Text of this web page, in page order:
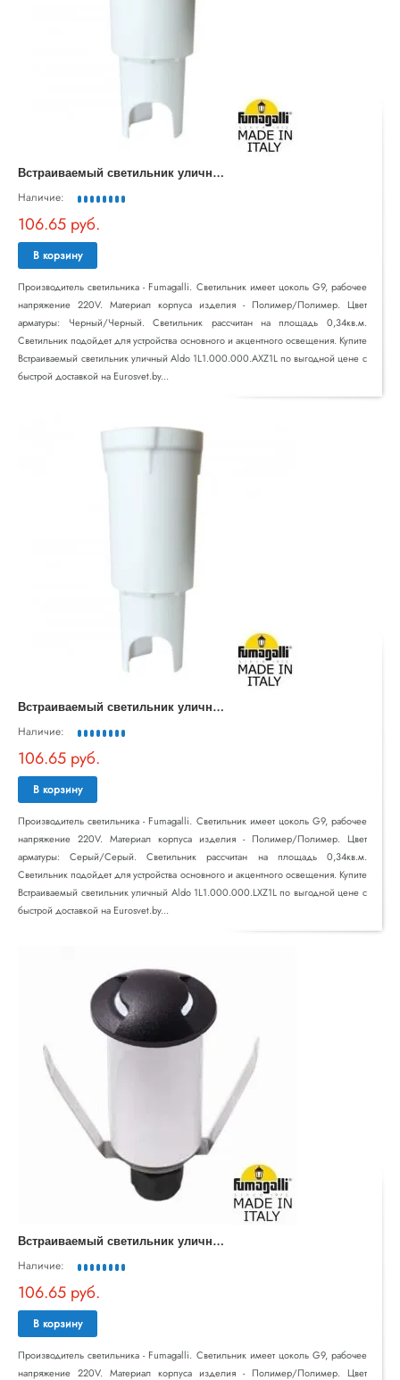
В
страиваемый светильник уличный Aldo 1L1.000.000.AXZ1L
Наличие:
106.65 руб.
В корзину
Производитель светильника - Fumagalli. Светильник имеет цоколь G9, рабочее
напряжение 220V. Материал корпуса изделия - Полимер/Полимер. Цвет
арматуры: Черный/Черный. Светильник рассчитан на площадь 0,34кв.м.
Светильник подойдет для устройства основного и акцентного освещения. Купите
Встраиваемый светильник уличный Aldo 1L1.000.000.AXZ1L по выгодной цене с
быстрой доставкой на Eurosvet.by...
В
страиваемый светильник уличный Aldo 1L1.000.000.LXZ1L
Наличие:
106.65 руб.
В корзину
Производитель светильника - Fumagalli. Светильник имеет цоколь G9, рабочее
напряжение 220V. Материал корпуса изделия - Полимер/Полимер. Цвет
арматуры: Серый/Серый. Светильник рассчитан на площадь 0,34кв.м.
Светильник подойдет для устройства основного и акцентного освещения. Купите
Встраиваемый светильник уличный Aldo 1L1.000.000.LXZ1L по выгодной цене с
быстрой доставкой на Eurosvet.by...
В
страиваемый светильник уличный Aldo 1L2.000.000.AXZ1L
Наличие:
106.65 руб.
В корзину
Производитель светильника - Fumagalli. Светильник имеет цоколь G9, рабочее
напряжение 220V. Материал корпуса изделия - Полимер/Полимер. Цвет